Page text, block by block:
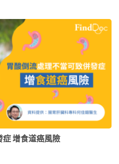
症 增食道癌風險